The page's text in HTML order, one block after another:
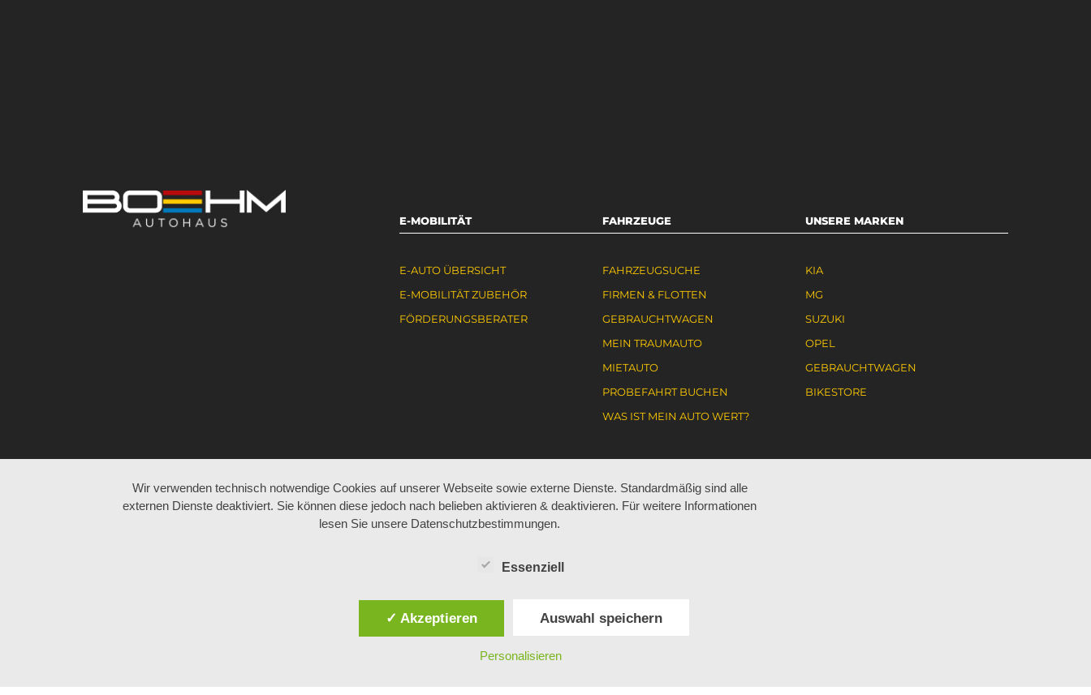
E-MOBILITÄT
E-AUTO ÜBERSICHT
E-MOBILITÄT ZUBEHÖR
FÖRDERUNGSBERATER
FAHRZEUGE
FAHRZEUGSUCHE
FIRMEN & FLOTTEN
GEBRAUCHTWAGEN
MEIN TRAUMAUTO
MIETAUTO
PROBEFAHRT BUCHEN
WAS IST MEIN AUTO WERT?
UNSERE MARKEN
KIA
MG
SUZUKI
OPEL
GEBRAUCHTWAGEN
BIKESTORE
REIFEN
Wir verwenden technisch notwendige Cookies auf unserer Webseite sowie externe Dienste. Standardmäßig sind alle
externen Dienste deaktiviert. Sie können diese jedoch nach belieben aktivieren & deaktivieren. Für weitere Informationen
lesen Sie unsere Datenschutzbestimmungen.
Essenziell
✓ Akzeptieren Auswahl speichern
Personalisieren